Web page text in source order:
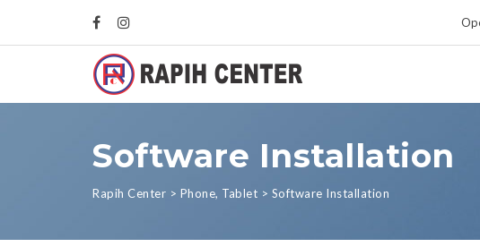
Software Installation
Rapih Center > Phone, Tablet > Software Installation